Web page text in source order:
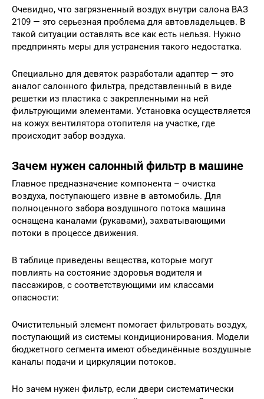
Очевидно, что загрязненный воздух внутри салона ВАЗ
2109 — это серьезная проблема для автовладельцев. В
такой ситуации оставлять все как есть нельзя. Нужно
предпринять меры для устранения такого недостатка.
Специально для девяток разработали адаптер — это
аналог салонного фильтра, представленный в виде
решетки из пластика с закрепленными на ней
фильтрующими элементами. Установка осуществляется
на кожух вентилятора отопителя на участке, где
происходит забор воздуха.
Зачем нужен салонный фильтр в машине
Главное предназначение компонента – очистка
воздуха, поступающего извне в автомобиль. Для
полноценного забора воздушного потока машина
оснащена каналами (рукавами), захватывающими
потоки в процессе движения.
В таблице приведены вещества, которые могут
повлиять на состояние здоровья водителя и
пассажиров, с соответствующими им классами
опасности:
Очистительный элемент помогает фильтровать воздух,
поступающий из системы кондиционирования. Модели
бюджетного сегмента имеют объединённые воздушные
каналы подачи и циркуляции потоков.
Но зачем нужен фильтр, если двери систематически